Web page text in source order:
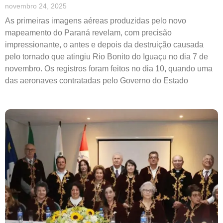
novembro 24, 2025
As primeiras imagens aéreas produzidas pelo novo
mapeamento do Paraná revelam, com precisão
impressionante, o antes e depois da destruição causada
pelo tornado que atingiu Rio Bonito do Iguaçu no dia 7 de
novembro. Os registros foram feitos no dia 10, quando uma
das aeronaves contratadas pelo Governo do Estado